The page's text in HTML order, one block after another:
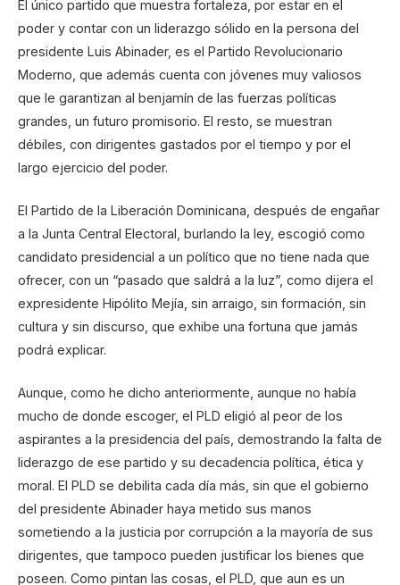
El único partido que muestra fortaleza, por estar en el
poder y contar con un liderazgo sólido en la persona del
presidente Luis Abinader, es el Partido Revolucionario
Moderno, que además cuenta con jóvenes muy valiosos
que le garantizan al benjamín de las fuerzas políticas
grandes, un futuro promisorio. El resto, se muestran
débiles, con dirigentes gastados por el tiempo y por el
largo ejercicio del poder.
El Partido de la Liberación Dominicana, después de engañar
a la Junta Central Electoral, burlando la ley, escogió como
candidato presidencial a un político que no tiene nada que
ofrecer, con un “pasado que saldrá a la luz”, como dijera el
expresidente Hipólito Mejía, sin arraigo, sin formación, sin
cultura y sin discurso, que exhibe una fortuna que jamás
podrá explicar.
Aunque, como he dicho anteriormente, aunque no había
mucho de donde escoger, el PLD eligió al peor de los
aspirantes a la presidencia del país, demostrando la falta de
liderazgo de ese partido y su decadencia política, ética y
moral. El PLD se debilita cada día más, sin que el gobierno
del presidente Abinader haya metido sus manos
sometiendo a la justicia por corrupción a la mayoría de sus
dirigentes, que tampoco pueden justificar los bienes que
poseen. Como pintan las cosas, el PLD, que aun es un